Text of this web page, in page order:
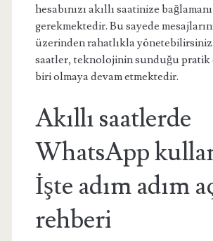
hesabınızı akıllı saatinize
gerekmektedir. Bu sayede
üzerinden rahatlıkla
saatler, teknolojinin sunduğu pratik
biri olmaya devam etmektedir.
Akıllı saatlerde
WhatsApp
İşte adım adım
rehberi